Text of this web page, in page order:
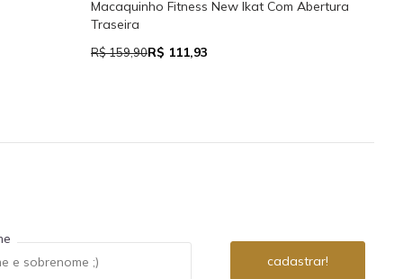
Macaquinho Fitness New Ikat Com Abertura
Traseira
R$ 159,90R$ 111,93